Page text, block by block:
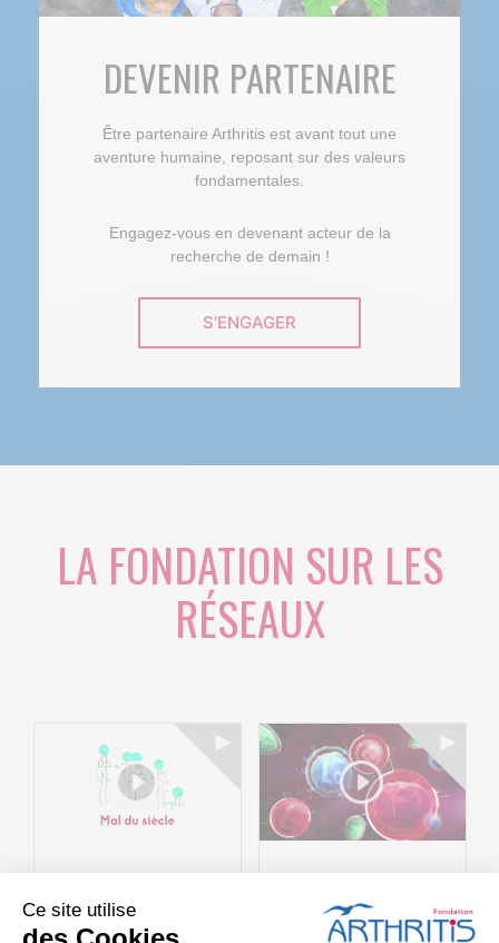
Ce site utilise
DEVENIR PARTENAIRE
Être partenaire Arthritis est avant tout une
aventure humaine, reposant sur des valeurs
fondamentales.
Engagez-vous en devenant acteur de la
recherche de demain !
S'ENGAGER
LA FONDATION SUR LES
RÉSEAUX
Le projet BACK-
4P : Les
Arthritis4Cure -
Cure-RA